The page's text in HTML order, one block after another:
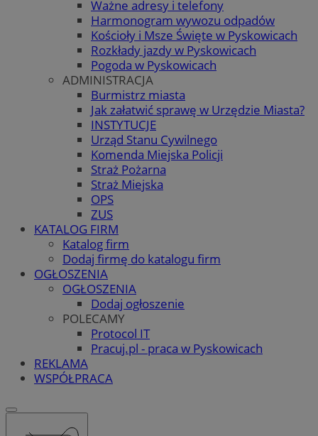
Ważne adresy i telefony
Harmonogram wywozu odpadów
Kościoły i Msze Święte w Pyskowicach
Rozkłady jazdy w Pyskowicach
Pogoda w Pyskowicach
ADMINISTRACJA
Burmistrz miasta
Jak załatwić sprawę w Urzędzie Miasta?
INSTYTUCJE
Urząd Stanu Cywilnego
Komenda Miejska Policji
Straż Pożarna
Straż Miejska
OPS
ZUS
KATALOG FIRM
Katalog firm
Dodaj firmę do katalogu firm
OGŁOSZENIA
OGŁOSZENIA
Dodaj ogłoszenie
POLECAMY
Protocol IT
Pracuj.pl - praca w Pyskowicach
REKLAMA
WSPÓŁPRACA